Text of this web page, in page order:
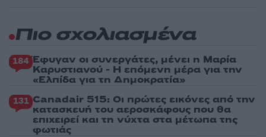
Πιο σχολιασμένα
184 Έφυγαν οι συνεργάτες, μένει η Μαρία
Καρυστιανού - Η επόμενη μέρα για την
«Ελπίδα για τη Δημοκρατία»
131 Canadair 515: Οι πρώτες εικόνες από την
κατασκευή του αεροσκάφους που θα
επιχειρεί και τη νύχτα στα μέτωπα της
φωτιάς